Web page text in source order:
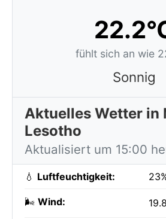
fühlt sich an wie
Sonnig
Aktuelles Wetter in
Lesotho
Aktualisiert um 15:00
💧 Luftfeuchtigkeit:
🌬️ Wind: